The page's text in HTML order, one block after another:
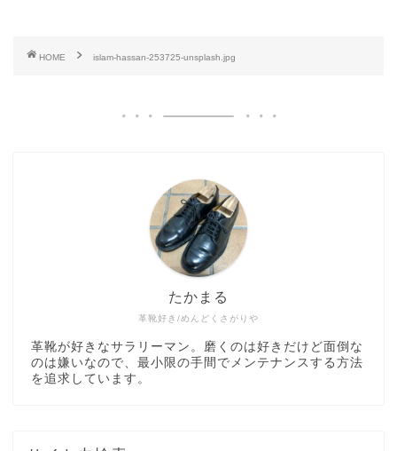
HOME islam-hassan-253725-unsplash.jpg
革靴好き/めんどくさがりや
たかまる
革靴が好きなサラリーマン。磨くのは好きだけど面倒な
のは嫌いなので、最小限の手間でメンテナンスする方法
を追求しています。